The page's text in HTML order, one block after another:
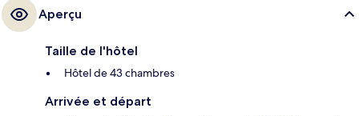
Aperçu
Taille de l'hôtel
Hôtel de 43 chambres
Arrivée et départ